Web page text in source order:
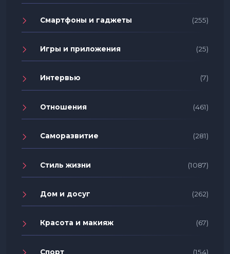
Смартфоны и гаджеты (255)
Игры и приложения (25)
Интервью (7)
Отношения (461)
Саморазвитие (281)
Стиль жизни (1087)
Дом и досуг (262)
Красота и макияж (67)
Спорт (154)